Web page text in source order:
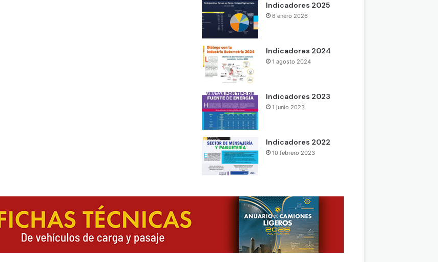
Indicadores 2025
6 enero 2026
Indicadores 2024
1 agosto 2024
Indicadores 2023
1 junio 2023
Indicadores 2022
10 febrero 2023